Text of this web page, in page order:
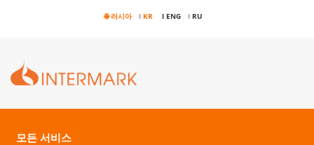
🌐 러시아 I KR I ENG I RU
모든 서비스